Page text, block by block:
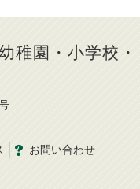
稚園・小学校・
お問い合わせ